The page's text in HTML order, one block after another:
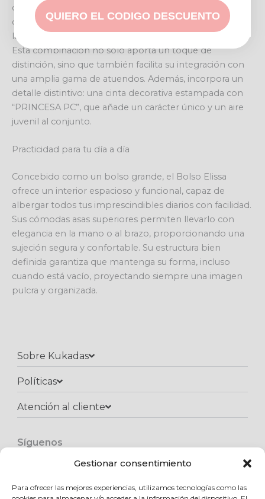
Gestionar consentimiento
Para ofrecer las mejores experiencias, utilizamos tecnologías como las
crema o beige neutro de apariencia textil robusta,
contrasta armoniosamente con las franjas verticales y
las asas en un atractivo color marrón, simulando cuero.
Esta combinación no solo aporta un toque de
distinción, sino que también facilita su integración con
una amplia gama de atuendos. Además, incorpora un
detalle distintivo: una cinta decorativa estampada con
“PRINCESA PC”, que añade un carácter único y un aire
juvenil al conjunto.
Practicidad para tu día a día
Concebido como un bolso grande, el Bolso Elissa
ofrece un interior espacioso y funcional, capaz de
albergar todos tus imprescindibles diarios con facilidad.
Sus cómodas asas superiores permiten llevarlo con
elegancia en la mano o al brazo, proporcionando una
sujeción segura y confortable. Su estructura bien
definida garantiza que mantenga su forma, incluso
cuando está vacío, proyectando siempre una imagen
pulcra y organizada.
Sobre Kukadas
Políticas
Atención al cliente​
Síguenos
e
b
t
a
h
t
s
Copyright © 2025 Kukadas.com | Todos los derechos reservados
QUIERO EL CODIGO DESCUENTO